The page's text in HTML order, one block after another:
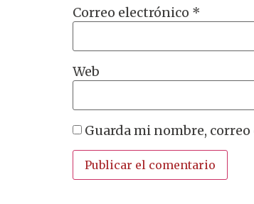
Correo electrónico *
Web
Guarda mi nombre,